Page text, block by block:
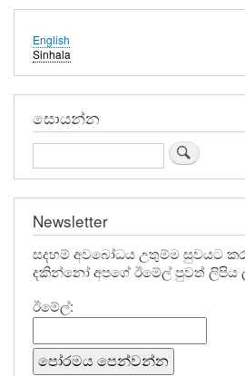
English
Sinhala
සොයන්න
Search
Newsletter
සදහම් අවබෝධය උතුම්ම සුවයට
දකින්නෝ අපගේ ඊමේල් පුවත් ලිපිය
ඊමේල්: